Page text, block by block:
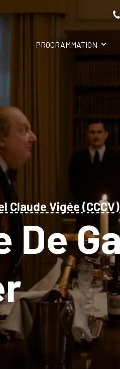
PROGRAMMATION
Claude Vigée (CCCV)